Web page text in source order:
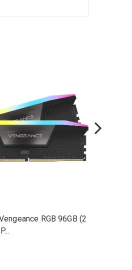
RGB 96GB (2